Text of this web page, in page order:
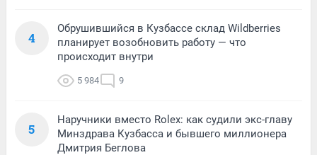
4
Обрушившийся в Кузбассе склад Wildberries
планирует возобновить работу — что
происходит внутри
5 984 9
5
Наручники вместо Rolex: как судили экс-главу
Минздрава Кузбасса и бывшего миллионера
Дмитрия Беглова